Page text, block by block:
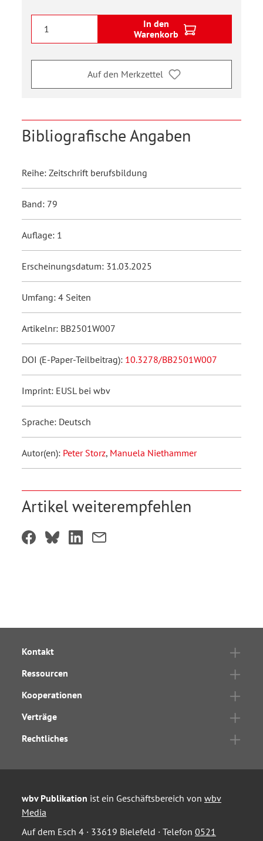
In den
Warenkorb
Auf den Merkzettel
Bibliografische Angaben
Reihe: Zeitschrift berufsbildung
Band: 79
Auflage: 1
Erscheinungsdatum: 31.03.2025
Umfang: 4 Seiten
Artikelnr: BB2501W007
DOI (E-Paper-Teilbeitrag): 10.3278/BB2501W007
Imprint: EUSL bei wbv
Sprache: Deutsch
Autor(en): Peter Storz, Manuela Niethammer
Artikel weiterempfehlen
Kontakt
Ressourcen
Kooperationen
Verträge
Rechtliches
wbv Publikation ist ein Geschäftsbereich von wbv
Media
Auf dem Esch 4 · 33619 Bielefeld · Telefon 0521